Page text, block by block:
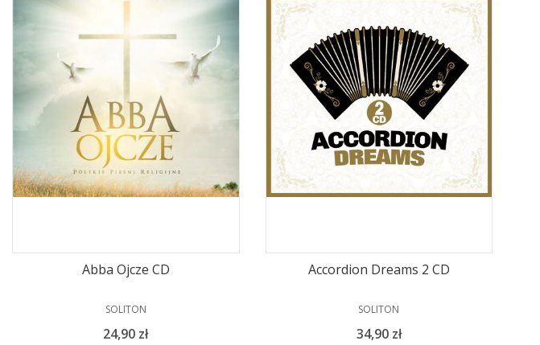
Abba Ojcze CD
PRODUCENT
SOLITON
Cena
24,90 zł
Accordion Dreams 2 CD
PRODUCENT
SOLITON
Cena
34,90 zł